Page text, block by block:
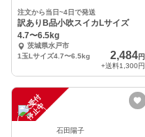
注文から当日~4日で発送
訳ありB品小吹スイカLサイズ
4.7〜6.5kg
茨城県水戸市
1玉Lサイズ4.7〜6.5kg
2,484円
+送料1,300円
注
文
受
付
停
止
中
石田陽子